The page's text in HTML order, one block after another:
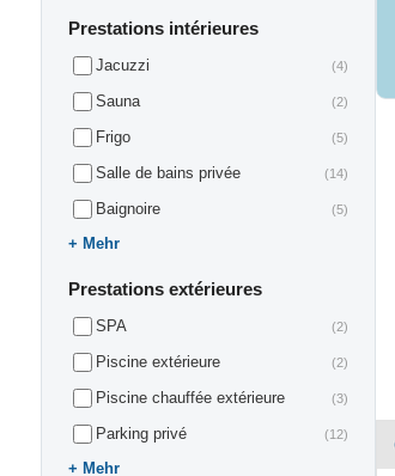
Prestations intérieures
Jacuzzi (4)
Sauna (2)
Frigo (5)
Salle de bains privée (14)
Baignoire (5)
Mehr
Prestations extérieures
SPA (2)
Piscine extérieure (2)
Piscine chauffée extérieure (3)
Parking privé (12)
Mehr